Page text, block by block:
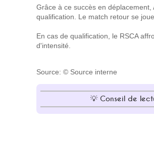
Grâce à ce succès en
qualification. Le match retour se
En cas de qualification, le RSCA
d'intensité.
Source: © Source interne
Conseil de